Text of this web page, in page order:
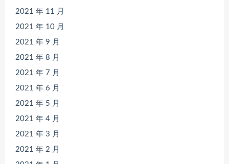
2021 年 11 月
2021 年 10 月
2021 年 9 月
2021 年 8 月
2021 年 7 月
2021 年 6 月
2021 年 5 月
2021 年 4 月
2021 年 3 月
2021 年 2 月